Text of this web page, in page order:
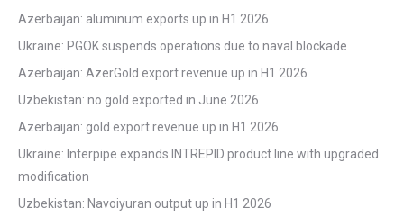
Azerbaijan: aluminum exports up in H1 2026
Ukraine: PGOK suspends operations due to naval blockade
Azerbaijan: AzerGold export revenue up in H1 2026
Uzbekistan: no gold exported in June 2026
Azerbaijan: gold export revenue up in H1 2026
Ukraine: Interpipe expands INTREPID product line with upgraded
modification
Uzbekistan: Navoiyuran output up in H1 2026